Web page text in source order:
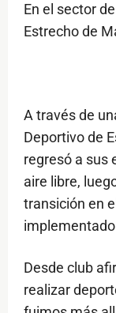
En el sector
Estrecho de
A través de
Deportivo de
regresó a sus
aire libre,
transición en
Desde club
realizar